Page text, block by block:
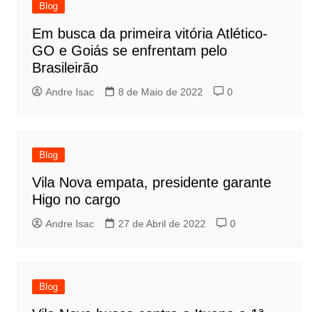
Blog
Em busca da primeira vitória Atlético-
GO e Goiás se enfrentam pelo
Brasileirão
Andre Isac 8 de Maio de 2022 0
Blog
Vila Nova empata, presidente garante
Higo no cargo
Andre Isac 27 de Abril de 2022 0
Blog